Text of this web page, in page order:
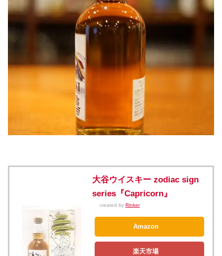
大谷ウイスキー zodiac sign
series『Capricorn』
created by Rinker
Amazon
楽天市場